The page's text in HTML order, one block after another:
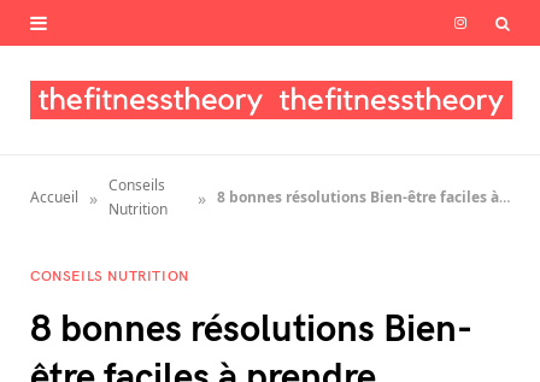
I
s
a
Accueil »
Conseils
Nutrition
» 8 bonnes résolutions Bien-être faciles à prendre ABSOLUMENT
CONSEILS NUTRITION
8 bonnes résolutions Bien-